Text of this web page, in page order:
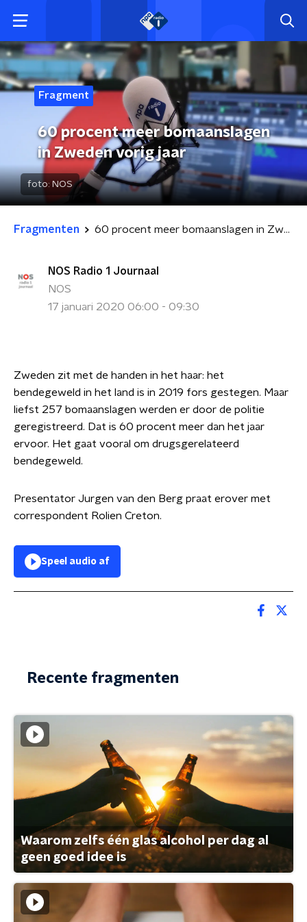
Fragment
60 procent meer bomaanslagen
in Zweden vorig jaar
foto: NOS
Fragmenten 60 procent meer bomaanslagen in Zweden vorig jaar
NOS Radio 1 Journaal
NOS
17 januari 2020 06:00 - 09:30
Zweden zit met de handen in het haar: het
bendegeweld in het land is in 2019 fors gestegen. Maar
liefst 257 bomaanslagen werden er door de politie
geregistreerd. Dat is 60 procent meer dan het jaar
ervoor. Het gaat vooral om drugsgerelateerd
bendegeweld.
Presentator Jurgen van den Berg praat erover met
correspondent Rolien Creton.
Speel audio af
Recente fragmenten
Waarom zelfs één glas alcohol per dag al
geen goed idee is